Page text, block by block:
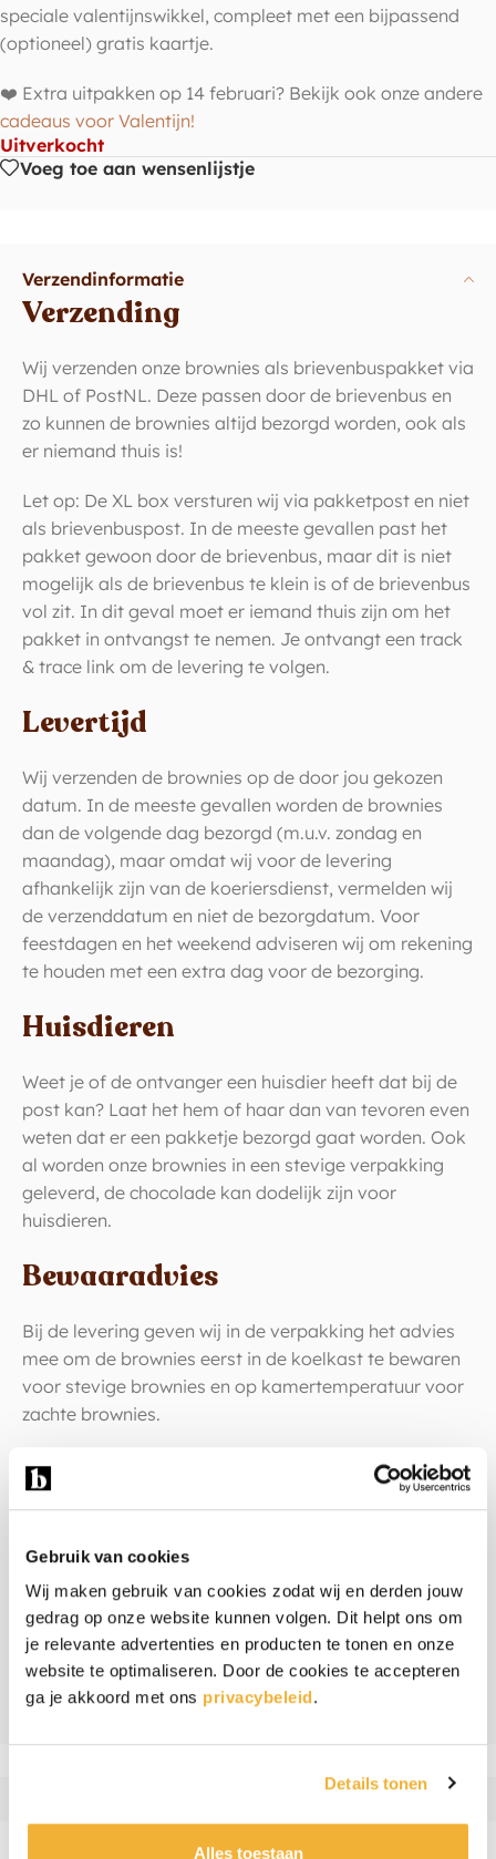
Gebruik van cookies
Wij maken gebruik van cookies zodat wij en derden jouw
gedrag op onze website kunnen volgen. Dit helpt ons om
je relevante advertenties en producten te tonen en onze
website te optimaliseren. Door de cookies te accepteren
ga je akkoord met ons privacybeleid.
Details tonen
Alles toestaan
speciale valentijnswikkel, compleet met een bijpassend
(optioneel) gratis kaartje.
❤️ Extra uitpakken op 14 februari? Bekijk ook onze andere
cadeaus voor Valentijn!
Uitverkocht
Voeg toe aan wensenlijstje
Verzendinformatie
Verzending
Wij verzenden onze brownies als brievenbuspakket via
DHL of PostNL. Deze passen door de brievenbus en
zo kunnen de brownies altijd bezorgd worden, ook als
er niemand thuis is!
Let op: De XL box versturen wij via pakketpost en niet
als brievenbuspost. In de meeste gevallen past het
pakket gewoon door de brievenbus, maar dit is niet
mogelijk als de brievenbus te klein is of de brievenbus
vol zit. In dit geval moet er iemand thuis zijn om het
pakket in ontvangst te nemen. Je ontvangt een track
& trace link om de levering te volgen.
Levertijd
Wij verzenden de brownies op de door jou gekozen
datum. In de meeste gevallen worden de brownies
dan de volgende dag bezorgd (m.u.v. zondag en
maandag), maar omdat wij voor de levering
afhankelijk zijn van de koeriersdienst, vermelden wij
de verzenddatum en niet de bezorgdatum. Voor
feestdagen en het weekend adviseren wij om rekening
te houden met een extra dag voor de bezorging.
Huisdieren
Weet je of de ontvanger een huisdier heeft dat bij de
post kan? Laat het hem of haar dan van tevoren even
weten dat er een pakketje bezorgd gaat worden. Ook
al worden onze brownies in een stevige verpakking
geleverd, de chocolade kan dodelijk zijn voor
huisdieren.
Bewaaradvies
Bij de levering geven wij in de verpakking het advies
mee om de brownies eerst in de koelkast te bewaren
voor stevige brownies en op kamertemperatuur voor
zachte brownies.
Warm weer
de brownies door de hoge temperatuur wat zacht
worden. Door ze even in de koelkast te zetten worden
ze weer stevig.
Ingrediënten & allergenen
Beoordelingen